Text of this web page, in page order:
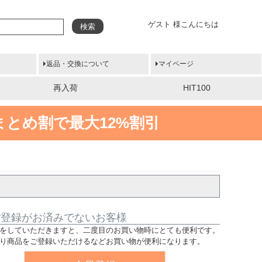
ゲスト 様こんにちは
検索
返品・交換について マイページ
再入荷 HIT100
め割で最大12%割引
録がお済みでないお客様
していただきますと、二度目のお買い物時にとても便利です。
商品をご登録いただけるなどお買い物が便利になります。